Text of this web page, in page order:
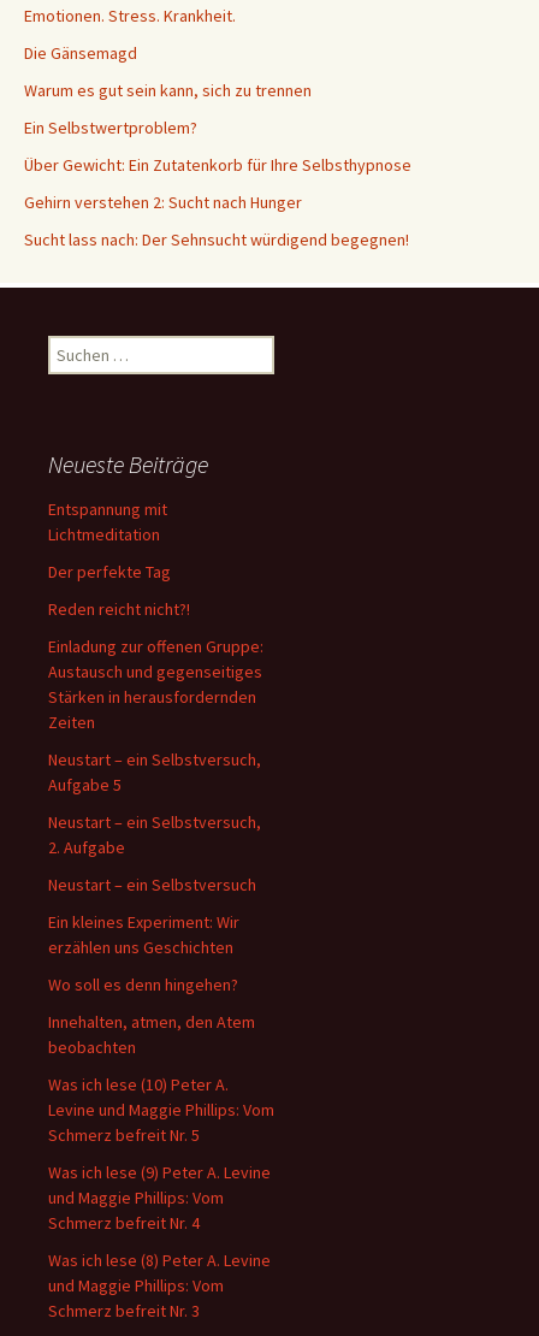
Emotionen. Stress. Krankheit.
Die Gänsemagd
Warum es gut sein kann, sich zu trennen
Ein Selbstwertproblem?
Über Gewicht: Ein Zutatenkorb für Ihre Selbsthypnose
Gehirn verstehen 2: Sucht nach Hunger
Sucht lass nach: Der Sehnsucht würdigend begegnen!
Suche
nach:
Neueste Beiträge
Entspannung mit
Lichtmeditation
Der perfekte Tag
Reden reicht nicht?!
Einladung zur offenen Gruppe:
Austausch und gegenseitiges
Stärken in herausfordernden
Zeiten
Neustart – ein Selbstversuch,
Aufgabe 5
Neustart – ein Selbstversuch,
2. Aufgabe
Neustart – ein Selbstversuch
Ein kleines Experiment: Wir
erzählen uns Geschichten
Wo soll es denn hingehen?
Innehalten, atmen, den Atem
beobachten
Was ich lese (10) Peter A.
Levine und Maggie Phillips: Vom
Schmerz befreit Nr. 5
Was ich lese (9) Peter A. Levine
und Maggie Phillips: Vom
Schmerz befreit Nr. 4
Was ich lese (8) Peter A. Levine
und Maggie Phillips: Vom
Schmerz befreit Nr. 3